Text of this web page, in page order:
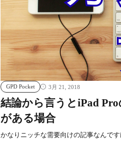
GPD Pocket 3月 21, 2018
結論から言うとiPad
がある場合
かなりニッチな需要向けの記事なんで